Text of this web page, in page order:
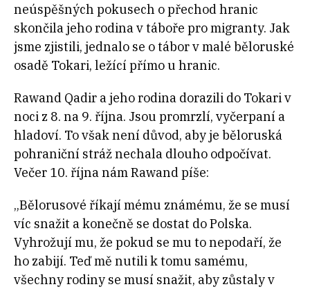
neúspěšných pokusech o přechod hranic
skončila jeho rodina v táboře pro migranty. Jak
jsme zjistili, jednalo se o tábor v malé běloruské
osadě Tokari, ležící přímo u hranic.
Rawand Qadir a jeho rodina dorazili do Tokari v
noci z 8. na 9. října. Jsou promrzlí, vyčerpaní a
hladoví. To však není důvod, aby je běloruská
pohraniční stráž nechala dlouho odpočívat.
Večer 10. října nám Rawand píše:
„Bělorusové říkají mému známému, že se musí
víc snažit a konečně se dostat do Polska.
Vyhrožují mu, že pokud se mu to nepodaří, že
ho zabijí. Teď mě nutili k tomu samému,
všechny rodiny se musí snažit, aby zůstaly v